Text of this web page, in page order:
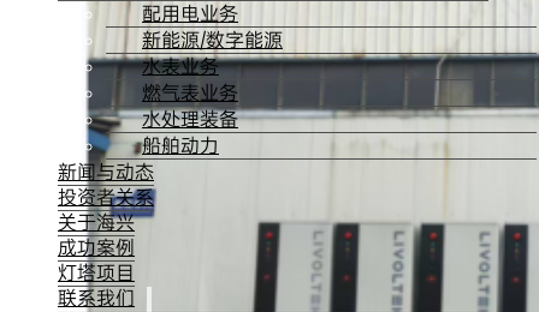
配用电业务
新能源/数字能源
水表业务
燃气表业务
水处理装备
船舶动力
新闻与动态
投资者关系
关于海兴
成功案例
灯塔项目
联系我们